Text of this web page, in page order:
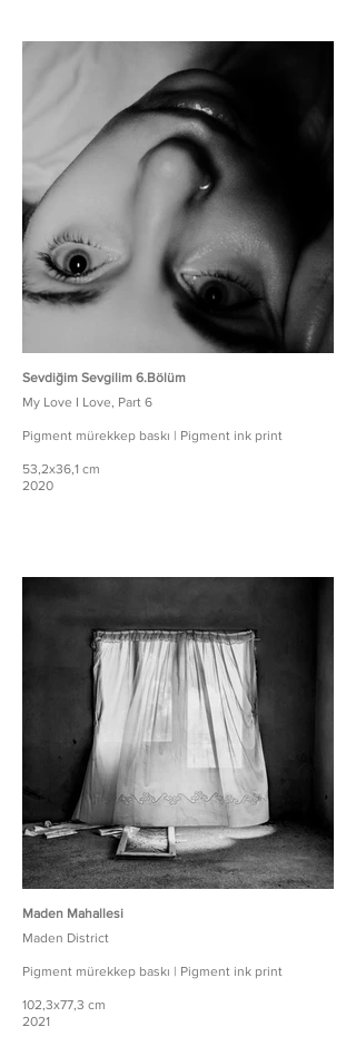
Sevdiğim Sevgilim 6.Bölüm
My Love I Love, Part 6
Pigment mürekkep baskı | Pigment ink print
53,2x36,1 cm
2020
Maden Mahallesi
Maden District
Pigment mürekkep baskı | Pigment ink print
102,3x77,3 cm
2021